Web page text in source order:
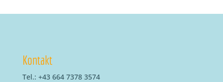
Kontakt
Tel.: +43 664 7378 3574